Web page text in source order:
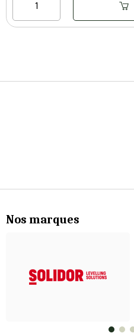
Nos marques